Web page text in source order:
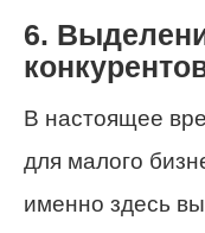
6.
В настоящее
для малого
именно здесь